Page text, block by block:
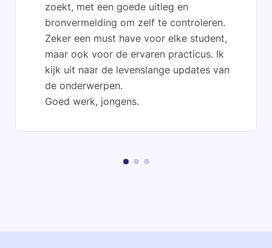
zoekt, met een goede uitleg en
bronvermelding om zelf te controleren.
Zeker een must have voor elke student,
maar ook voor de ervaren practicus. Ik
kijk uit naar de levenslange updates van
de onderwerpen.
Goed werk, jongens.